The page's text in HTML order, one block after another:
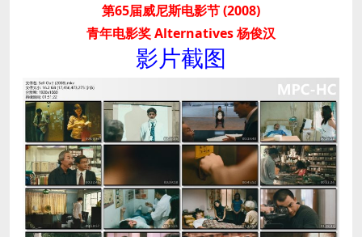
第65届威尼斯电影节 (2008)
青年电影奖 Alternatives 杨俊汉
影片截图